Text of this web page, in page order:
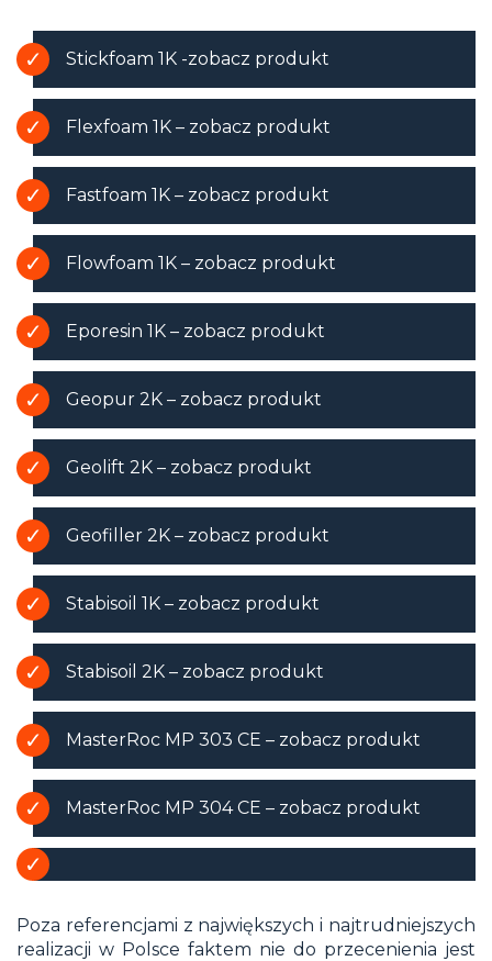
Stickfoam 1K -zobacz produkt
Flexfoam 1K – zobacz produkt
Fastfoam 1K – zobacz produkt
Flowfoam 1K – zobacz produkt
Eporesin 1K – zobacz produkt
Geopur 2K – zobacz produkt
Geolift 2K – zobacz produkt
Geofiller 2K – zobacz produkt
Stabisoil 1K – zobacz produkt
Stabisoil 2K – zobacz produkt
MasterRoc MP 303 CE – zobacz produkt
MasterRoc MP 304 CE – zobacz produkt
Poza referencjami z największych i najtrudniejszych
realizacji w Polsce faktem nie do przecenienia jest